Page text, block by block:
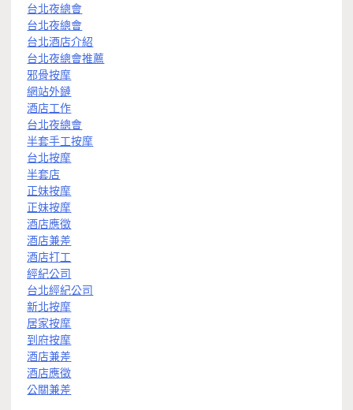
台北夜總會
台北夜總會
台北酒店介紹
台北夜總會推薦
邪骨按摩
網站外鏈
酒店工作
台北夜總會
半套手工按摩
台北按摩
半套店
正妹按摩
正妹按摩
酒店應徵
酒店兼差
酒店打工
經紀公司
台北經紀公司
新北按摩
居家按摩
到府按摩
酒店兼差
酒店應徵
公關兼差